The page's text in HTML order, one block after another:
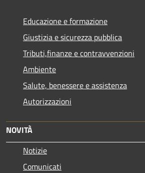
Educazione e formazione
Giustizia e sicurezza pubblica
Tributi,finanze e contravvenzioni
Ambiente
Salute, benessere e assistenza
Autorizzazioni
NOVITÀ
Notizie
Comunicati